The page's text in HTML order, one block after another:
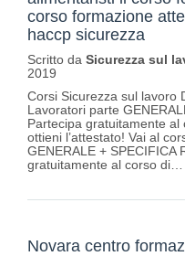
corso formazione
haccp sicurezza
Scritto da Sicurezza sul
2019
Corsi Sicurezza sul lavoro
Lavoratori parte
Partecipa gratuitamente
ottieni l’attestato! Vai al
GENERALE + SPECIFICA
gratuitamente al corso di…
Novara centro